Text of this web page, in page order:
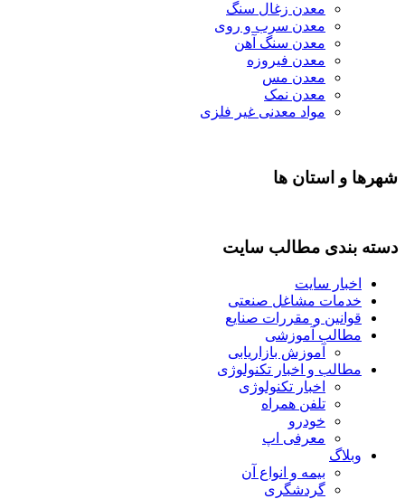
معدن زغال سنگ
معدن سرب و روی
معدن سنگ آهن
معدن فیروزه
معدن مس
معدن نمک
مواد معدنی غیر فلزی
شهرها و استان ها
دسته بندی مطالب سایت
اخبار سایت
خدمات مشاغل صنعتی
قوانین و مقررات صنایع
مطالب آموزشی
آموزش بازاریابی
مطالب و اخبار تکنولوژی
اخبار تکنولوژی
تلفن همراه
خودرو
معرفی اپ
وبلاگ
بیمه و انواع آن
گردشگری